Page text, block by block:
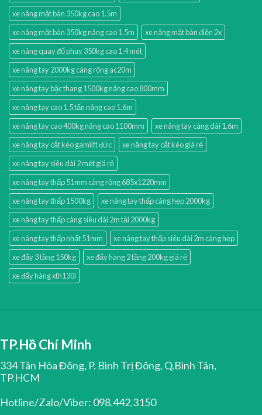
xe nâng mặt bàn 350kg cao 1.5m
xe nâng mặt bàn 350kg nâng cao 1.5m
xe nâng mặt bàn điện 2x
xe nâng quay đổ phuy 350kg cao 1.4 mét
xe nâng tay 2000kg càng rộng ac20m
xe nâng tay bậc thang 1500kg nâng cao 800mm
xe nâng tay cao 1.5 tấn nâng cao 1.6m
xe nâng tay cao 400kg nâng cao 1100mm
xe nâng tay càng dài 1.6m
xe nâng tay cắt kéo gamlift đức
xe nâng tay cắt kéo giá rẻ
xe nâng tay siêu dài 2 mét giá rẻ
xe nâng tay thấp 51mm càng rộng 685x1220mm
xe nâng tay thấp 1500kg
xe nâng tay thấp càng hẹp 2000kg
xe nâng tay thấp càng siêu dài 2m tải 2000kg
xe nâng tay thấp nhất 51mm
xe nâng tay thấp siêu dài 2m càng hẹp
xe đẩy 3 tầng 150kg
xe đẩy hàng 2 tầng 200kg giá rẻ
xe đẩy hàng xth130l
TP.Hồ Chí Minh
334 Tân Hòa Đông, P. Bình Trị Đông, Q.Bình Tân,
TP.HCM
Hotline/Zalo/Viber: 098.442.3150